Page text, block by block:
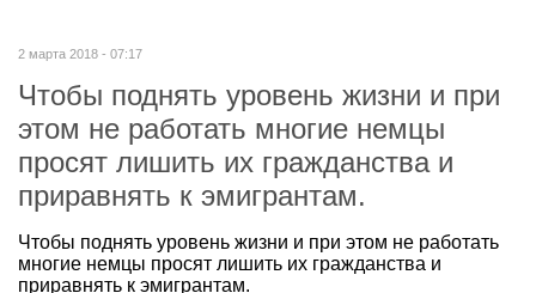
2 марта 2018 - 07:17
Чтобы поднять уровень жизни и при
этом не работать многие немцы
просят лишить их гражданства и
приравнять к эмигрантам.
Чтобы поднять уровень жизни и при этом не работать
многие немцы просят лишить их гражданства и
приравнять к эмигрантам.